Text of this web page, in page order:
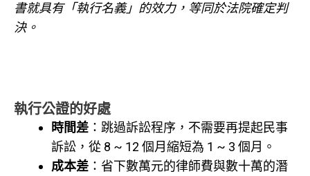
書就具有「執行名義」的效力，等同於法院確定判
決。
執行公證的好處
時間差 ：跳過訴訟程序，不需要再提起民事
訴訟，從 8 ~ 12 個月縮短為 1 ~ 3 個月。
成本差 ：省下數萬元的律師費與數十萬的潛